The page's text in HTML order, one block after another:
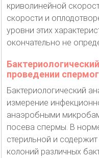
криволинейной
скорости и
уровни этих
окончательно не
проведении
Бактериологический
измерение
анаэробными
посева спермы. В
стерильной и
колоний различных